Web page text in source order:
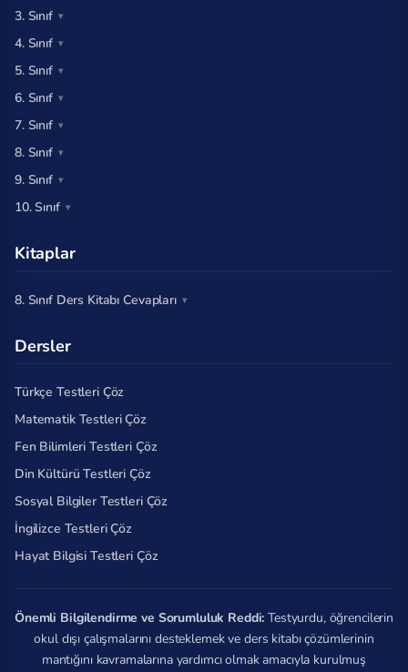
3. Sınıf
4. Sınıf
5. Sınıf
6. Sınıf
7. Sınıf
8. Sınıf
9. Sınıf
10. Sınıf
Kitaplar
8. Sınıf Ders Kitabı Cevapları
Dersler
Türkçe Testleri Çöz
Matematik Testleri Çöz
Fen Bilimleri Testleri Çöz
Din Kültürü Testleri Çöz
Sosyal Bilgiler Testleri Çöz
İngilizce Testleri Çöz
Hayat Bilgisi Testleri Çöz
Önemli Bilgilendirme ve Sorumluluk Reddi: Testyurdu, öğrencilerin
okul dışı çalışmalarını desteklemek ve ders kitabı çözümlerinin
mantığını kavramalarına yardımcı olmak amacıyla kurulmuş